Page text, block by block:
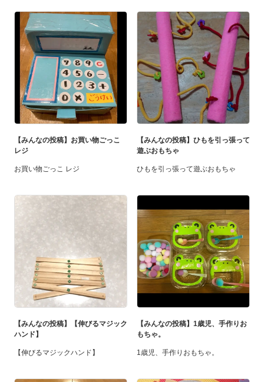
【みんなの投稿】お買い物ごっこ
レジ
お買い物ごっこ レジ
【みんなの投稿】ひもを引っ張って
遊ぶおもちゃ
ひもを引っ張って遊ぶおもちゃ
【みんなの投稿】【伸びるマジック
ハンド】
【伸びるマジックハンド】
【みんなの投稿】1歳児、手作りお
もちゃ。
1歳児、手作りおもちゃ。